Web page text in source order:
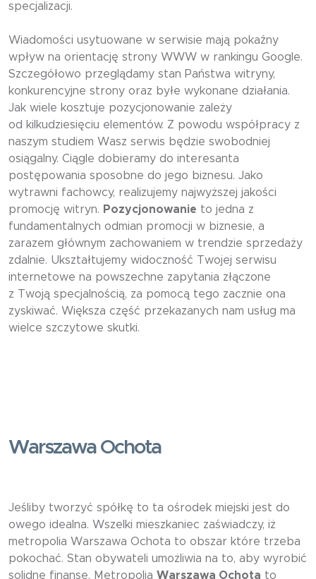
specjalizacji.
Wiadomości usytuowane w serwisie mają pokaźny
wpływ na orientację strony WWW w rankingu Google.
Szczegółowo przeglądamy stan Państwa witryny,
konkurencyjne strony oraz byłe wykonane działania.
Jak wiele kosztuje pozycjonowanie zależy
od kilkudziesięciu elementów. Z powodu współpracy z
naszym studiem Wasz serwis będzie swobodniej
osiągalny. Ciągle dobieramy do interesanta
postępowania sposobne do jego biznesu. Jako
wytrawni fachowcy, realizujemy najwyższej jakości
promocję witryn. Pozycjonowanie to jedna z
fundamentalnych odmian promocji w biznesie, a
zarazem głównym zachowaniem w trendzie sprzedaży
zdalnie. Ukształtujemy widoczność Twojej serwisu
internetowe na powszechne zapytania złączone
z Twoją specjalnością, za pomocą tego zacznie ona
zyskiwać. Większa część przekazanych nam usług ma
wielce szczytowe skutki.
Warszawa Ochota
Jeśliby tworzyć spółkę to ta ośrodek miejski jest do
owego idealna. Wszelki mieszkaniec zaświadczy, iż
metropolia Warszawa Ochota to obszar które trzeba
pokochać. Stan obywateli umożliwia na to, aby wyrobić
solidne finanse. Metropolia Warszawa Ochota to